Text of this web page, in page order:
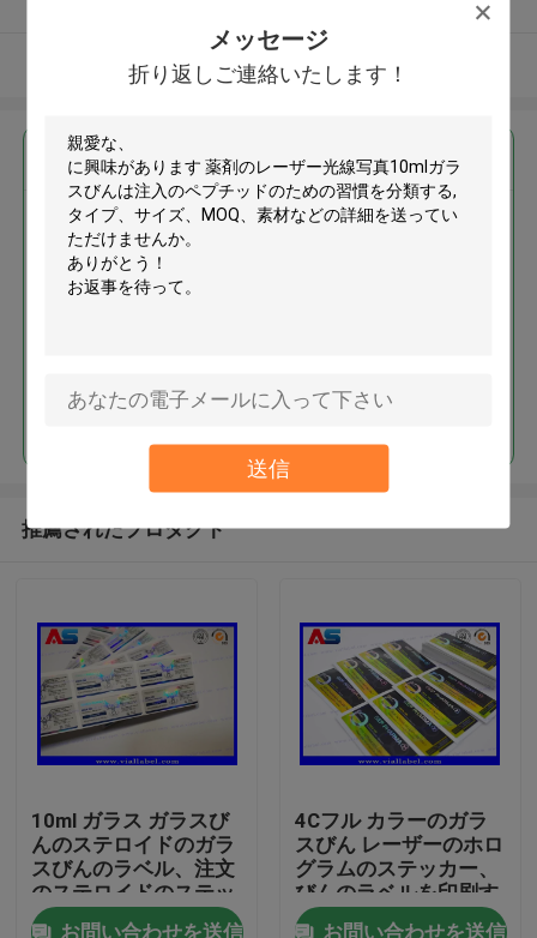
メッセージ
折り返しご連絡いたします！
送信
多くを見て下さい
最高の価格で
薬剤のレーザー光線写真10mlガ
続行
推薦されたプロダクト
10ml ガラス ガラスび
んのステロイドのガラ
スびんのラベル、注文
のステロイドのステッ
カーの印刷
お問い合わせを送信
4Cフル カラーのガラ
スびん レーザーのホロ
グラムのステッカー、
びんのラベルを印刷す
るSGS
お問い合わせを送信